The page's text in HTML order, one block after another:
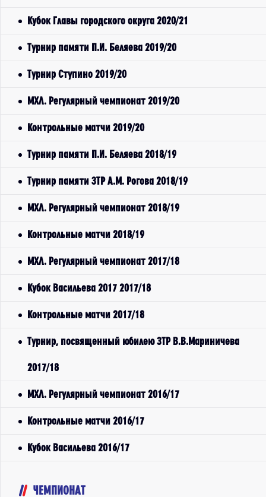
Кубок Главы городского округа 2020/21
Турнир памяти П.И. Беляева 2019/20
Турнир Ступино 2019/20
МХЛ. Регулярный чемпионат 2019/20
Контрольные матчи 2019/20
Турнир памяти П.И. Беляева 2018/19
Турнир памяти ЗТР А.М. Рогова 2018/19
МХЛ. Регулярный чемпионат 2018/19
Контрольные матчи 2018/19
МХЛ. Регулярный чемпионат 2017/18
Кубок Васильева 2017 2017/18
Контрольные матчи 2017/18
Турнир, посвященный юбилею ЗТР В.В.Мариничева
2017/18
МХЛ. Регулярный чемпионат 2016/17
Контрольные матчи 2016/17
Кубок Васильева 2016/17
ЧЕМПИОНАТ